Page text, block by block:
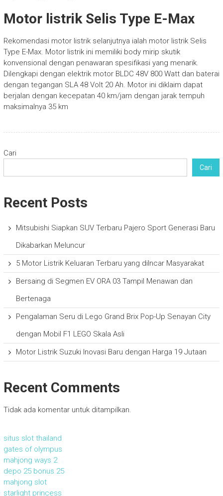
Motor listrik Selis Type E-Max
Rekomendasi motor listrik selanjutnya ialah motor listrik Selis
Type E-Max. Motor listrik ini memiliki body mirip skutik
konvensional dengan penawaran spesifikasi yang menarik.
Dilengkapi dengan elektrik motor BLDC 48V 800 Watt dan baterai
dengan tegangan SLA 48 Volt 20 Ah. Motor ini diklaim dapat
berjalan dengan kecepatan 40 km/jam dengan jarak tempuh
maksimalnya 35 km
Cari
Cari
Recent Posts
Mitsubishi Siapkan SUV Terbaru Pajero Sport Generasi Baru
Dikabarkan Meluncur
5 Motor Listrik Keluaran Terbaru yang diIncar Masyarakat
Bersaing di Segmen EV ORA 03 Tampil Menawan dan
Bertenaga
Pengalaman Seru di Lego Grand Brix Pop-Up Senayan City
dengan Mobil F1 LEGO Skala Asli
Motor Listrik Suzuki Inovasi Baru dengan Harga 19 Jutaan
Recent Comments
Tidak ada komentar untuk ditampilkan.
situs slot thailand
gates of olympus
mahjong ways 2
depo 25 bonus 25
mahjong slot
starlight princess